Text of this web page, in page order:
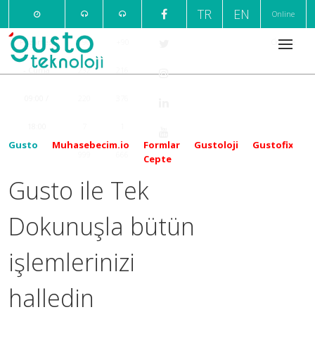
Pazartesi
- Cuma
+90
232
TR EN Online
Ödeme
Gusto Muhasebecim.io
Formlar
Cepte
Gustoloji Gustofix
Gusto ile Tek
Dokunuşla bütün
işlemlerinizi
halledin